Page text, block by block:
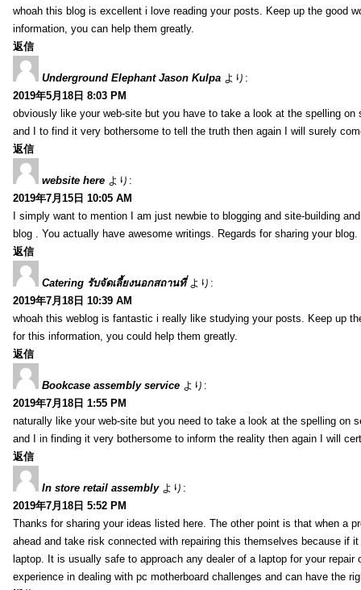
whoah this blog is excellent i love reading your posts. Keep up the good
information, you can help them greatly.
返信
Underground Elephant Jason Kulpa より:
2019年5月18日 8:03 PM
obviously like your web-site but you have to take a look at the spelling
and I to find it very bothersome to tell the truth then again I will surely
返信
website here より:
2019年7月15日 10:05 AM
I simply want to mention I am just newbie to blogging and site-building
blog . You actually have awesome writings. Regards for sharing your blog.
返信
Catering รับจัดเลี้ยงนอกสถานที่ より:
2019年7月18日 10:39 AM
whoah this weblog is fantastic i really like studying your posts. Keep up
for this information, you could help them greatly.
返信
Bookcase assembly service より:
2019年7月18日 1:55 PM
naturally like your web-site but you need to take a look at the spelling on
and I in finding it very bothersome to inform the reality then again I will
返信
In store retail assembly より:
2019年7月18日 5:52 PM
Thanks for sharing your ideas listed here. The other point is that when a
ahead and take risk connected with repairing this themselves because if
laptop. It is usually safe to approach any dealer of a laptop for your
experience in dealing with pc motherboard challenges and can have the